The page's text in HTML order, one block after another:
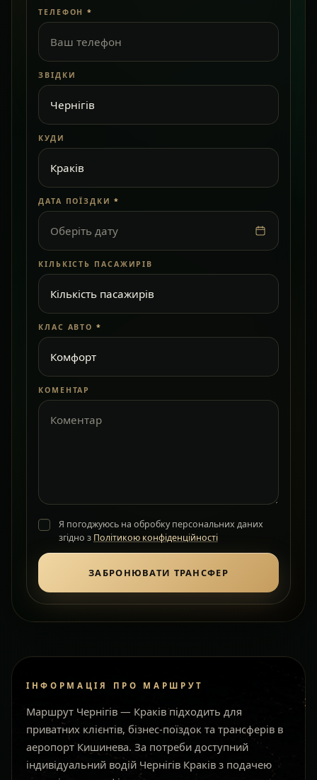
ТЕЛЕФОН *
ЗВІДКИ
КУДИ
ДАТА ПОЇЗДКИ *
Оберіть дату
КІЛЬКІСТЬ ПАСАЖИРІВ
КЛАС АВТО *
КОМЕНТАР
Я погоджуюсь на обробку персональних даних
згідно з Політикою конфіденційності
ЗАБРОНЮВАТИ ТРАНСФЕР
ІНФОРМАЦІЯ ПРО МАРШРУТ
Маршрут Чернігів — Краків підходить для
приватних клієнтів, бізнес-поїздок та трансферів в
аеропорт Кишинева. За потреби доступний
індивідуальний водій Чернігів Краків з подачею